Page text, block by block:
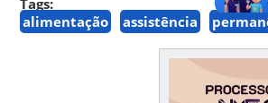
alimentação
assistência